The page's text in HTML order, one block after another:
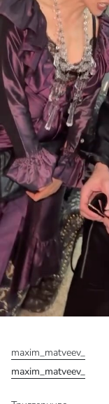
maxim_matveev_
maxim_matveev_